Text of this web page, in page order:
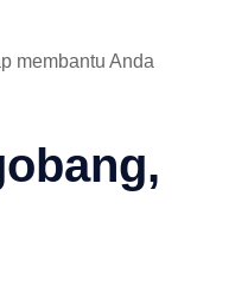
membantu Anda